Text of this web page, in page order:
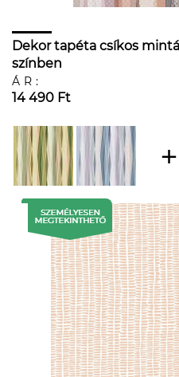
Dekor tapéta csíkos
színben
ÁR:
14 490 Ft